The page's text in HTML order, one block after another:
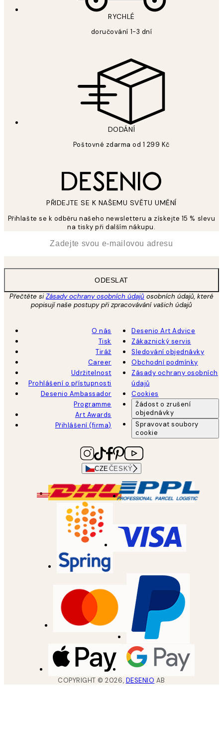
RYCHLÉ
doručování 1-3 dní
DODÁNÍ
Poštovné zdarma od 1 299 Kč
PŘIDEJTE SE K NAŠEMU SVĚTU UMĚNÍ
Přihlašte se k odběru našeho newsletteru a získejte 15 % slevu
na tisky při dalším nákupu.
ODESLAT
Přečtěte siZásady ochrany osobních údajů osobních údajů, které
popisují naše postupy při zpracovávání vašich údajů
O nás
Tisk
Tiráž
Career
Udržitelnost
Prohlášení o přístupnosti
Desenio Ambassador
Programme
Art Awards
Přihlášení (firma)
Desenio Art Advice
Zákaznický servis
Sledování objednávky
Obchodní podmínky
Zásady ochrany osobních
údajů
Cookies
Žádost o zrušení
objednávky
Spravovat soubory
cookie
CZE ČESKÝ
COPYRIGHT ©2026, DESENIO AB